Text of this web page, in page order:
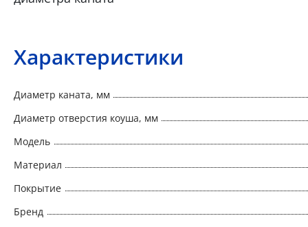
Характеристики
Диаметр каната, мм
Диаметр отверстия коуша, мм
Модель
Материал
Покрытие
Бренд